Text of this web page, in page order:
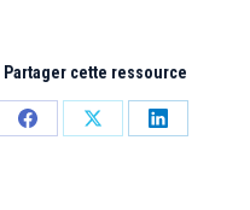
Partager cette ressource
PartagerPartagerPartager